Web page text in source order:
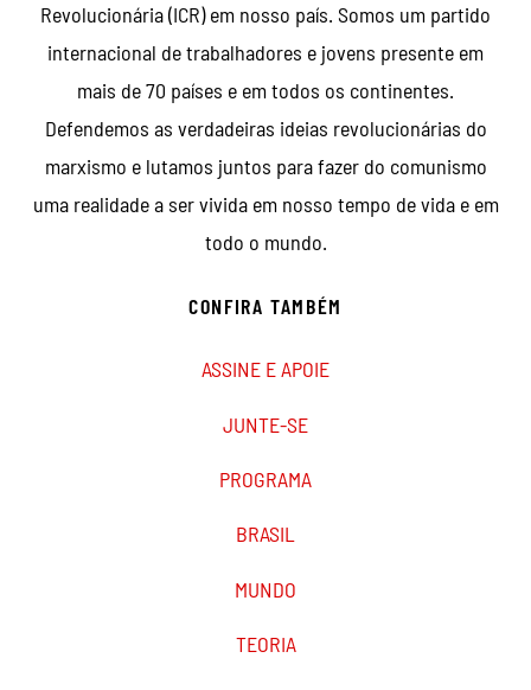
Revolucionária (ICR) em nosso país. Somos um partido
internacional de trabalhadores e jovens presente em
mais de 70 países e em todos os continentes.
Defendemos as verdadeiras ideias revolucionárias do
marxismo e lutamos juntos para fazer do comunismo
uma realidade a ser vivida em nosso tempo de vida e em
todo o mundo.
CONFIRA TAMBÉM
ASSINE E APOIE
JUNTE-SE
PROGRAMA
BRASIL
MUNDO
TEORIA